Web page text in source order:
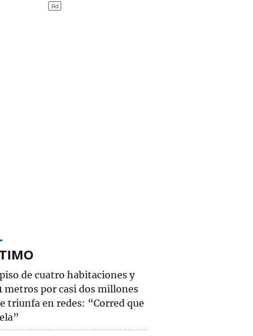
de cuatro habitaciones y
metros por casi dos millones
triunfa en redes: “Corred que